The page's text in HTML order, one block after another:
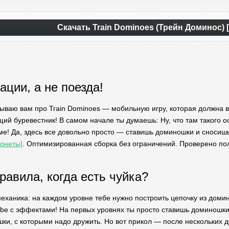
Скачать Train Dominoes (Трейн Доминос)
а не поезда!
вам про Train Dominoes — мобильную игру, которая должна
буревестник! В самом начале ты думаешь: Ну, что там такого
Да, здесь все довольно просто — ставишь доминошки и
. Оптимизированная сборка без ограничений. Проверено
когда есть чуйка?
на каждом уровне тебе нужно построить цепочку из
с эффектами! На первых уровнях ты просто ставишь
с которыми надо дружить. Но вот прикол — после нескольких